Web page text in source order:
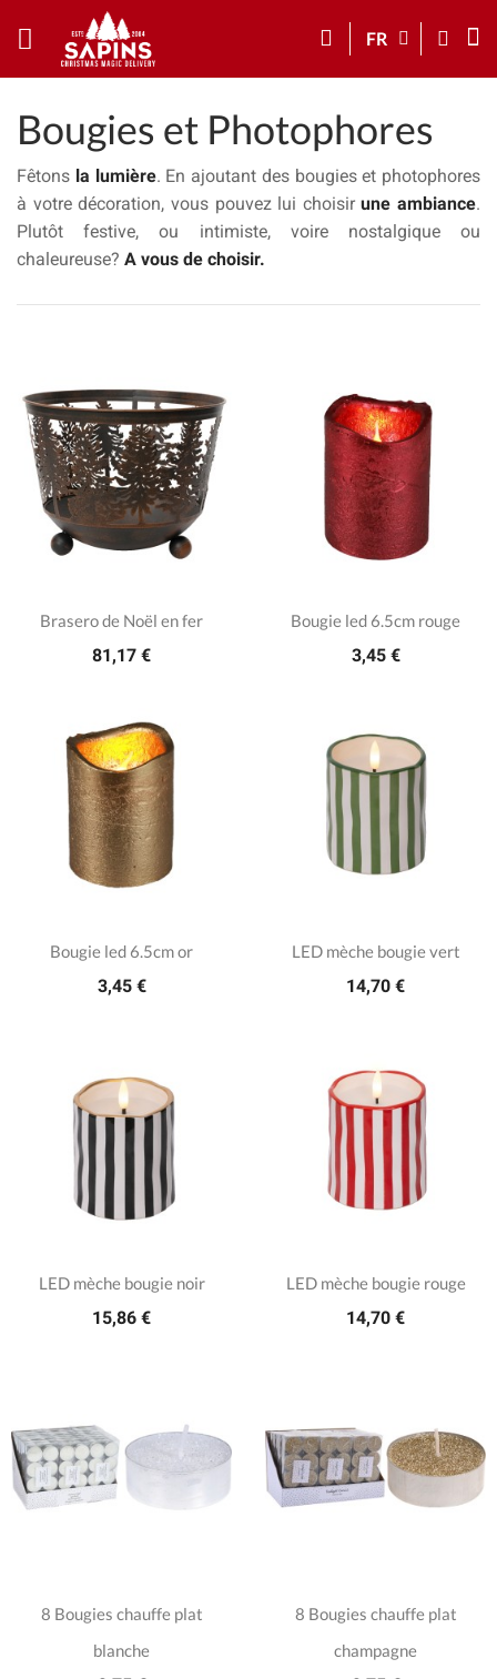
FR
Bougies et Photophores
Fêtons la lumière. En ajoutant des bougies et photophores
à votre décoration, vous pouvez lui choisirune ambiance.
Plutôt festive, ou intimiste, voire nostalgique ou
chaleureuse? A vous de choisir.
Brasero de Noël en fer
81,17 €
Bougie led 6.5cm rouge
3,45 €
Bougie led 6.5cm or
3,45 €
LED mèche bougie vert
14,70 €
LED mèche bougie noir
15,86 €
LED mèche bougie rouge
14,70 €
8 Bougies chauffe plat
blanche
8 Bougies chauffe plat
champagne